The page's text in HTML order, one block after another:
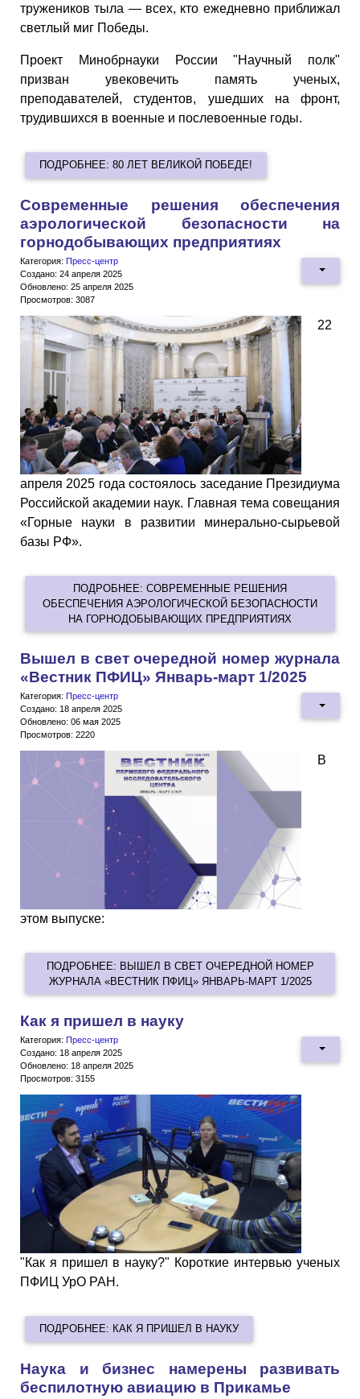
тружеников тыла — всех, кто ежедневно приближал
светлый миг Победы.
Проект Минобрнауки России "Научный полк"
призван увековечить память ученых,
преподавателей, студентов, ушедших на фронт,
трудившихся в военные и послевоенные годы.
ПОДРОБНЕЕ: 80 ЛЕТ ВЕЛИКОЙ ПОБЕДЕ!
Современные решения обеспечения
аэрологической безопасности на
горнодобывающих предприятиях
Категория: Пресс-центр
Создано: 24 апреля 2025
Обновлено: 25 апреля 2025
Просмотров: 3087
22
апреля 2025 года состоялось заседание Президиума
Российской академии наук. Главная тема совещания
«Горные науки в развитии минерально-сырьевой
базы РФ».
ПОДРОБНЕЕ: СОВРЕМЕННЫЕ РЕШЕНИЯ
ОБЕСПЕЧЕНИЯ АЭРОЛОГИЧЕСКОЙ БЕЗОПАСНОСТИ
НА ГОРНОДОБЫВАЮЩИХ ПРЕДПРИЯТИЯХ
Вышел в свет очередной номер журнала
«Вестник ПФИЦ» Январь-март 1/2025
Категория: Пресс-центр
Создано: 18 апреля 2025
Обновлено: 06 мая 2025
Просмотров: 2220
В
этом выпуске:
ПОДРОБНЕЕ: ВЫШЕЛ В СВЕТ ОЧЕРЕДНОЙ НОМЕР
ЖУРНАЛА «ВЕСТНИК ПФИЦ» ЯНВАРЬ-МАРТ 1/2025
Как я пришел в науку
Категория: Пресс-центр
Создано: 18 апреля 2025
Обновлено: 18 апреля 2025
Просмотров: 3155
"Как я пришел в науку?" Короткие интервью ученых
ПФИЦ УрО РАН.
ПОДРОБНЕЕ: КАК Я ПРИШЕЛ В НАУКУ
Наука и бизнес намерены развивать
беспилотную авиацию в Прикамье